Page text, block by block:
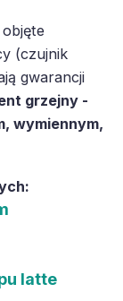
(czujnik
gwarancji
grzejny -
wymiennym,
latte